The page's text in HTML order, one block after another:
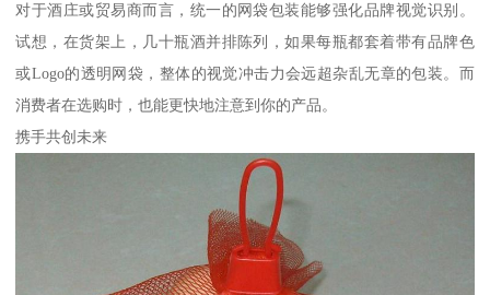
对于酒庄或贸易商而言，统一的网袋包装能够强化品牌视觉识别。
试想，在货架上，几十瓶酒并排陈列，如果每瓶都套着带有品牌色
或Logo的透明网袋，整体的视觉冲击力会远超杂乱无章的包装。而
消费者在选购时，也能更快地注意到你的产品。
携手共创未来